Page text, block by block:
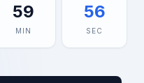
59
MIN
56
SEC